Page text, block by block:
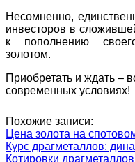
Несомненно,
инвесторов в
к пополнению
золотом.
Приобретать и ждать –
современных условиях!
Похожие записи:
Цена золота на
Курс драгметаллов:
Котировки